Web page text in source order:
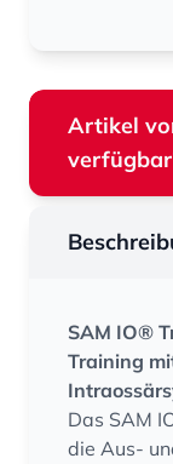
Artikel
SAM IO®
Training
Das SAM
die Aus-